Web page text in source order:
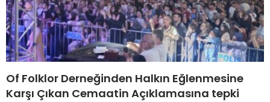
Of Folklor Derneğinden Halkın Eğlenmesine
Karşı Çıkan Cemaatin Açıklamasına tepki